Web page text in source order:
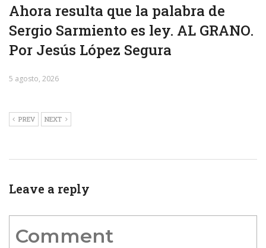
Ahora resulta que la palabra de
Sergio Sarmiento es ley. AL GRANO.
Por Jesús López Segura
5 agosto, 2026
PREV NEXT
Leave a reply